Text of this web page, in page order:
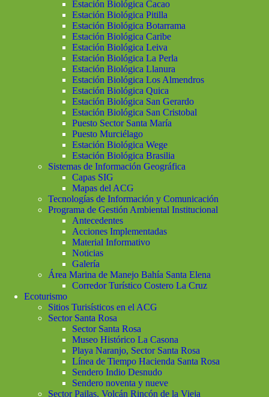
Estación Biológica Cacao
Estación Biológica Pitilla
Estación Biológica Botarrama
Estación Biológica Caribe
Estación Biológica Leiva
Estación Biológica La Perla
Estación Biológica Llanura
Estación Biológica Los Almendros
Estación Biológica Quica
Estación Biológica San Gerardo
Estación Biológica San Cristobal
Puesto Sector Santa María
Puesto Murciélago
Estación Biológica Wege
Estación Biológica Brasilia
Sistemas de Información Geográfica
Capas SIG
Mapas del ACG
Tecnologías de Información y Comunicación
Programa de Gestión Ambiental Institucional
Antecedentes
Acciones Implementadas
Material Informativo
Noticias
Galería
Área Marina de Manejo Bahía Santa Elena
Corredor Turístico Costero La Cruz
Ecoturismo
Sitios Turisísticos en el ACG
Sector Santa Rosa
Sector Santa Rosa
Museo Histórico La Casona
Playa Naranjo, Sector Santa Rosa
Línea de Tiempo Hacienda Santa Rosa
Sendero Indio Desnudo
Sendero noventa y nueve
Sector Pailas, Volcán Rincón de la Vieja